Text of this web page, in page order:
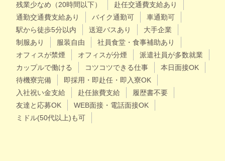
残業少なめ（20時間以下）
赴任交通費支給あり
通勤交通費支給あり
バイク通勤可
車通勤可
駅から徒歩5分以内
送迎バスあり
大手企業
制服あり
服装自由
社員食堂・食事補助あり
オフィスが禁煙
オフィスが分煙
派遣社員が多数就業
カップルで働ける
コツコツできる仕事
本日面接OK
待機寮完備
即採用・即赴任・即入寮OK
入社祝い金支給
赴任旅費支給
履歴書不要
友達と応募OK
WEB面接・電話面接OK
ミドル(50代以上)も可